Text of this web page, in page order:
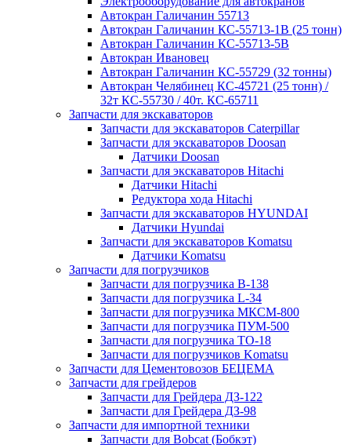
Автокран Галичанин 55713
Автокран Галичанин КС-55713-1В (25 тонн)
Автокран Галичанин КС-55713-5В
Автокран Ивановец
Автокран Галичанин КС-55729 (32 тонны)
Автокран Челябинец КС-45721 (25 тонн) /
32т КС-55730 / 40т. КС-65711
Запчасти для экскаваторов
Запчасти для экскаваторов Caterpillar
Запчасти для экскаваторов Doosan
Датчики Doosan
Запчасти для экскаваторов Hitachi
Датчики Hitachi
Редуктора хода Hitachi
Запчасти для экскаваторов HYUNDAI
Датчики Hyundai
Запчасти для экскаваторов Komatsu
Датчики Komatsu
Запчасти для погрузчиков
Запчасти для погрузчика B-138
Запчасти для погрузчика L-34
Запчасти для погрузчика МКСМ-800
Запчасти для погрузчика ПУМ-500
Запчасти для погрузчика ТО-18
Запчасти для погрузчиков Komatsu
Запчасти для Цементовозов БЕЦЕМА
Запчасти для грейдеров
Запчасти для Грейдера ДЗ-122
Запчасти для Грейдера ДЗ-98
Запчасти для импортной техники
Запчасти для Bobcat (Бобкэт)